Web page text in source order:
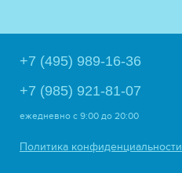
+7 (495) 989-16-36
+7 (985) 921-81-07
ежедневно с 9:00 до 20:00
Политика конфиденциальности